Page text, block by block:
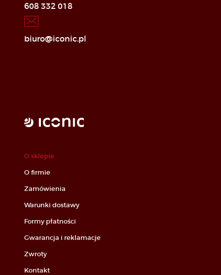
608 332 018
biuro@iconic.pl
O sklepie
O firmie
Zamówienia
Warunki dostawy
Formy płatności
Gwarancja i reklamacje
Zwroty
Kontakt